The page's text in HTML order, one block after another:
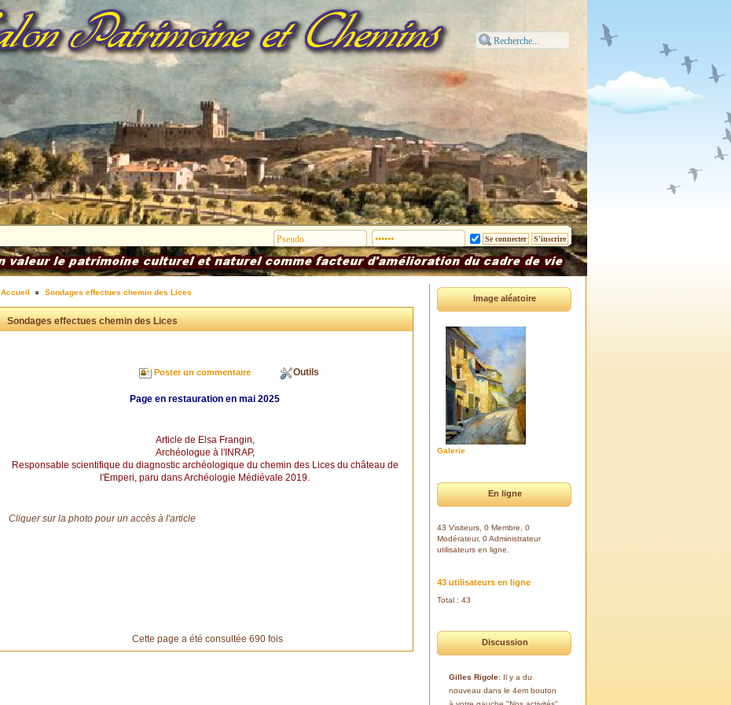
Image aléatoire
Galerie
En ligne
43 Visiteurs, 0 Membre, 0
Modérateur, 0 Administrateur
utilisateurs en ligne.
43 utilisateurs en ligne
Total : 43
Discussion
Gilles Rigole: Il y a du
nouveau dans le 4em bouton
Accueil Sondages effectues chemin des Lices
Sondages effectues chemin des Lices
Poster un commentaire Outils
Page en restauration en mai 2025
Article de Elsa Frangin,
Archéologue à l'INRAP,
Responsable scientifique du diagnostic archéologique du chemin des Lices du château de
l'Emperi, paru dans Archéologie Médiévale 2019.
Cliquer sur la photo pour un accès à l'article
Cette page a été consultée 690 fois